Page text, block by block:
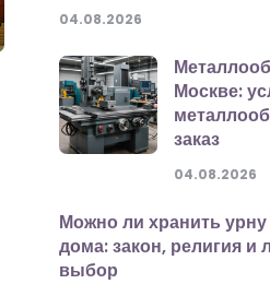
04.08.2026
Москве:
заказ
04.08.2026
Можно ли хранить
дома: закон, религия и
выбор